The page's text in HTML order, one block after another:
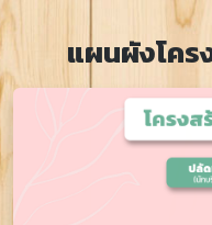
แผนผังโคร